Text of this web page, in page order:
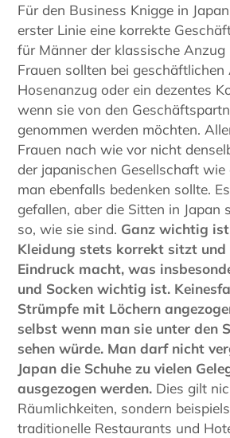
Für den Business Knigge in
erster Linie eine korrekte
für Männer der klassische
Frauen sollten bei geschäftlichen
Hosenanzug oder ein dezentes
wenn sie von den
genommen werden möchten.
Frauen nach wie vor nicht
der japanischen Gesellschaft wie
man ebenfalls bedenken sollte.
gefallen, aber die Sitten in Japan
so, wie sie sind. Ganz wichtig
Kleidung stets korrekt sitzt und
Eindruck macht, was
und Socken wichtig ist.
Strümpfe mit Löchern
selbst wenn man sie unter den
sehen würde. Man darf nicht
Japan die Schuhe zu vielen
ausgezogen werden. Dies gilt
Räumlichkeiten, sondern
traditionelle Restaurants und